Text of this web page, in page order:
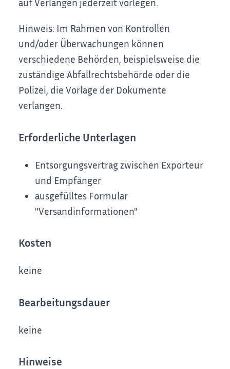
Hinweis: Im Rahmen von Kontrollen
und/oder Überwachungen können
verschiedene Behörden, beispielsweise die
zuständige Abfallrechtsbehörde oder die
Polizei, die Vorlage der Dokumente
verlangen.
Erforderliche Unterlagen
Entsorgungsvertrag zwischen Exporteur
und Empfänger
ausgefülltes Formular
"Versandinformationen"
Kosten
keine
Bearbeitungsdauer
keine
Hinweise